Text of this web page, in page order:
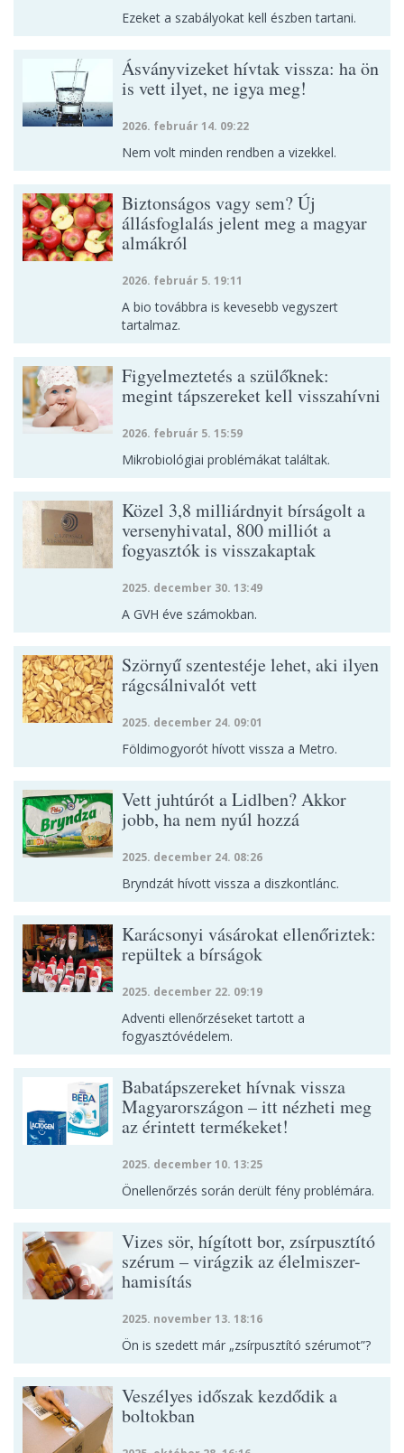
Ezeket a szabályokat kell észben tartani.
Ásványvizeket hívtak vissza: ha ön
is vett ilyet, ne igya meg!
2026. február 14. 09:22
Nem volt minden rendben a vizekkel.
Biztonságos vagy sem? Új
állásfoglalás jelent meg a magyar
almákról
2026. február 5. 19:11
A bio továbbra is kevesebb vegyszert
tartalmaz.
Figyelmeztetés a szülőknek:
megint tápszereket kell visszahívni
2026. február 5. 15:59
Mikrobiológiai problémákat találtak.
Közel 3,8 milliárdnyit bírságolt a
versenyhivatal, 800 milliót a
fogyasztók is visszakaptak
2025. december 30. 13:49
A GVH éve számokban.
Szörnyű szentestéje lehet, aki ilyen
rágcsálnivalót vett
2025. december 24. 09:01
Földimogyorót hívott vissza a Metro.
Vett juhtúrót a Lidlben? Akkor
jobb, ha nem nyúl hozzá
2025. december 24. 08:26
Bryndzát hívott vissza a diszkontlánc.
Karácsonyi vásárokat ellenőriztek:
repültek a bírságok
2025. december 22. 09:19
Adventi ellenőrzéseket tartott a
fogyasztóvédelem.
Babatápszereket hívnak vissza
Magyarországon – itt nézheti meg
az érintett termékeket!
2025. december 10. 13:25
Önellenőrzés során derült fény problémára.
Vizes sör, hígított bor, zsírpusztító
szérum – virágzik az élelmiszer-
hamisítás
2025. november 13. 18:16
Ön is szedett már „zsírpusztító szérumot”?
Veszélyes időszak kezdődik a
boltokban